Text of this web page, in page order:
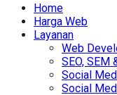
Home
Harga Web
Layanan
Web
SEO, SEM
Social
Social